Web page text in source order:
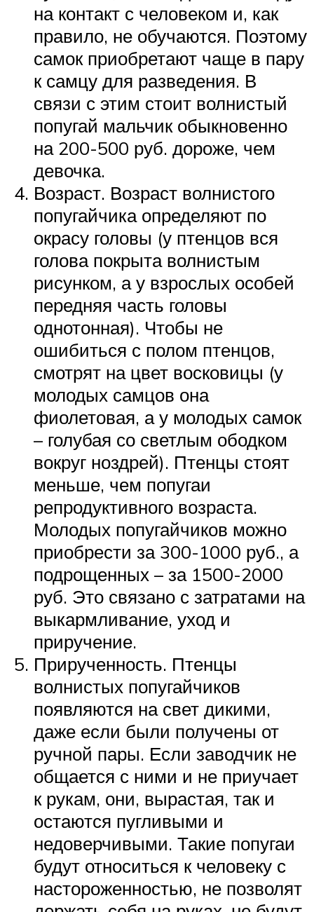
на контакт с человеком и, как
правило, не обучаются. Поэтому
самок приобретают чаще в пару
к самцу для разведения. В
связи с этим стоит волнистый
попугай мальчик обыкновенно
на 200-500 руб. дороже, чем
девочка.
Возраст. Возраст волнистого
попугайчика определяют по
окрасу головы (у птенцов вся
голова покрыта волнистым
рисунком, а у взрослых особей
передняя часть головы
однотонная). Чтобы не
ошибиться с полом птенцов,
смотрят на цвет восковицы (у
молодых самцов она
фиолетовая, а у молодых самок
– голубая со светлым ободком
вокруг ноздрей). Птенцы стоят
меньше, чем попугаи
репродуктивного возраста.
Молодых попугайчиков можно
приобрести за 300-1000 руб., а
подрощенных – за 1500-2000
руб. Это связано с затратами на
выкармливание, уход и
приручение.
Прирученность. Птенцы
волнистых попугайчиков
появляются на свет дикими,
даже если были получены от
ручной пары. Если заводчик не
общается с ними и не приучает
к рукам, они, вырастая, так и
остаются пугливыми и
недоверчивыми. Такие попугаи
будут относиться к человеку с
настороженностью, не позволят